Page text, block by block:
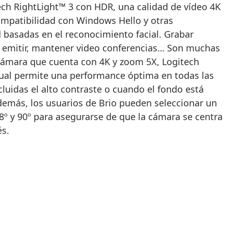
RightLight™ 3 con HDR, una calidad de vídeo 4K
con Windows Hello y otras
en el reconocimiento facial. Grabar
mantener video conferencias… Son muchas
que cuenta con 4K y zoom 5X, Logitech
permite una performance óptima en todas las
el alto contraste o cuando el fondo está
los usuarios de Brio pueden seleccionar un
y 90º para asegurarse de que la cámara se centra